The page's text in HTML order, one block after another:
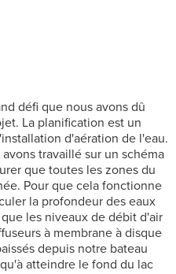
défi que nous avons dû
La planification est un
d'aération de l'eau.
travaillé sur un schéma
que toutes les zones du
Pour que cela fonctionne
la profondeur des eaux
les niveaux de débit d'air
à membrane à disque
depuis notre bateau
atteindre le fond du lac